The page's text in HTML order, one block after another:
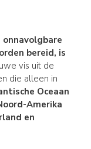
bereid, is
vis uit de
die alleen in
Oceaan
Amerika
en